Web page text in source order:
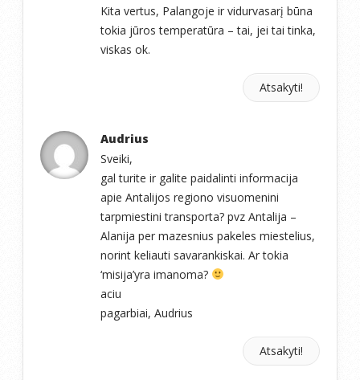
Kita vertus, Palangoje ir vidurvasarį būna
tokia jūros temperatūra – tai, jei tai tinka,
viskas ok.
Atsakyti!
Audrius
Sveiki,
gal turite ir galite paidalinti informacija
apie Antalijos regiono visuomenini
tarpmiestini transporta? pvz Antalija –
Alanija per mazesnius pakeles miestelius,
norint keliauti savarankiskai. Ar tokia
‘misija’yra imanoma?
aciu
pagarbiai, Audrius
Atsakyti!